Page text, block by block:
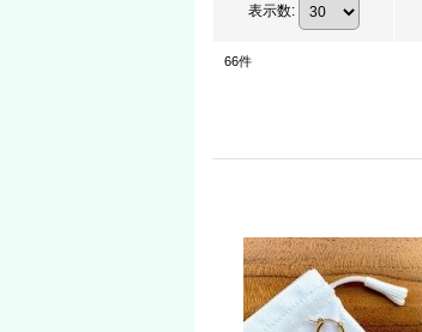
表示数:
66件